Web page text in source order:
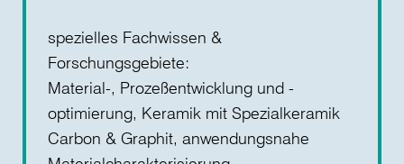
spezielles Fachwissen &
Forschungsgebiete:
Material-, Prozeßentwicklung und -
optimierung, Keramik mit Spezialkeramik
Carbon & Graphit, anwendungsnahe